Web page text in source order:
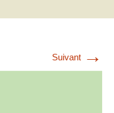
Suivant →